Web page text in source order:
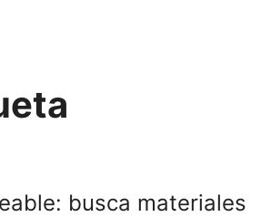
busca materiales